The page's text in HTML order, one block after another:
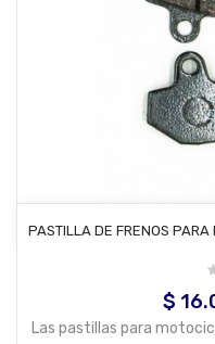
PASTILLA DE FRENOS PARA
Precio
$
Las pastillas para